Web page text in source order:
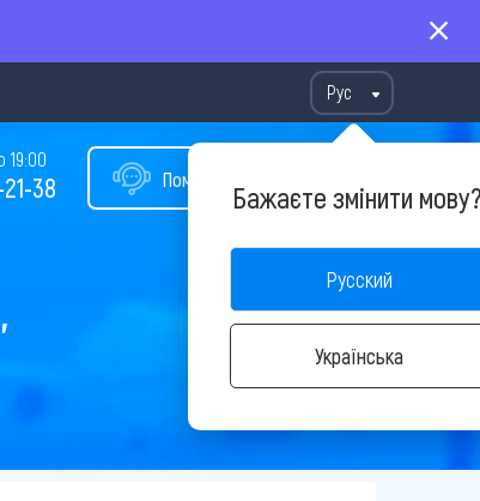
Рус
Бажаєте змінити
Русский
Українська
Помощь в подборе тура
19:00
38